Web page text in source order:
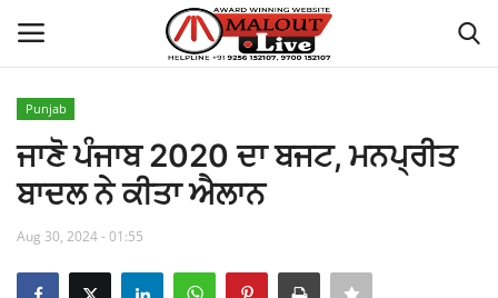
Home
Punjab
ਜਾਣੋ ਪੰਜਾਬ 2020 ਦਾ ਬਜਟ, ਮਨਪ੍ਰੀਤ
ਬਾਦਲ ਨੇ ਕੀਤਾ ਐਲਾਨ
Aug 30, 2024 - 01:55